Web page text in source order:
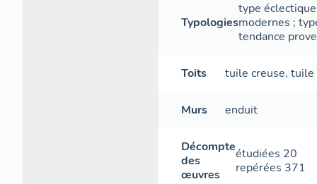
Typologies
type
modernes ;
tendance
Toits tuile creuse,tuile
Murs enduit
Décompte
des
œuvres
étudiées 20
repérées 371